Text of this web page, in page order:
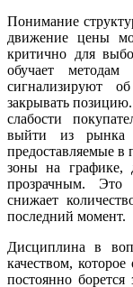
Понимание
движение цены
критично для
обучает методам
сигнализируют
закрывать
слабости
выйти из рынка
предоставляемые в
зоны на графике,
прозрачным. Это
снижает
последний момент.
Дисциплина в
качеством,
постоянно